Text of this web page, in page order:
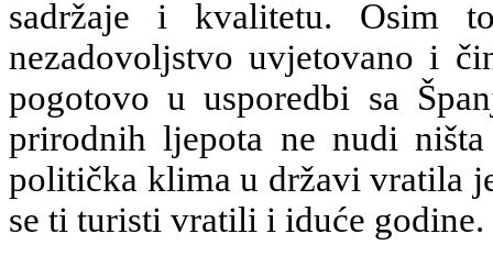
sadržaje i kvalitetu. Osim
nezadovoljstvo uvjetovano i
pogotovo u usporedbi sa
prirodnih ljepota ne nudi
politička klima u državi vratila
se ti turisti vratili i iduće godine.